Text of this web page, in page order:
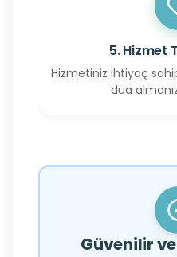
5. Hizmet
Hizmetiniz ihtiyaç
dua
Güvenilir